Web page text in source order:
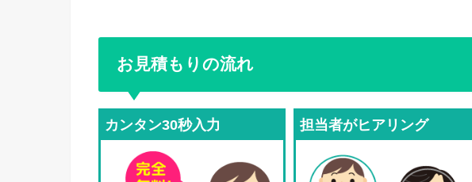
お見積もりの流れ
カンタン30秒入力 担当者がヒアリング